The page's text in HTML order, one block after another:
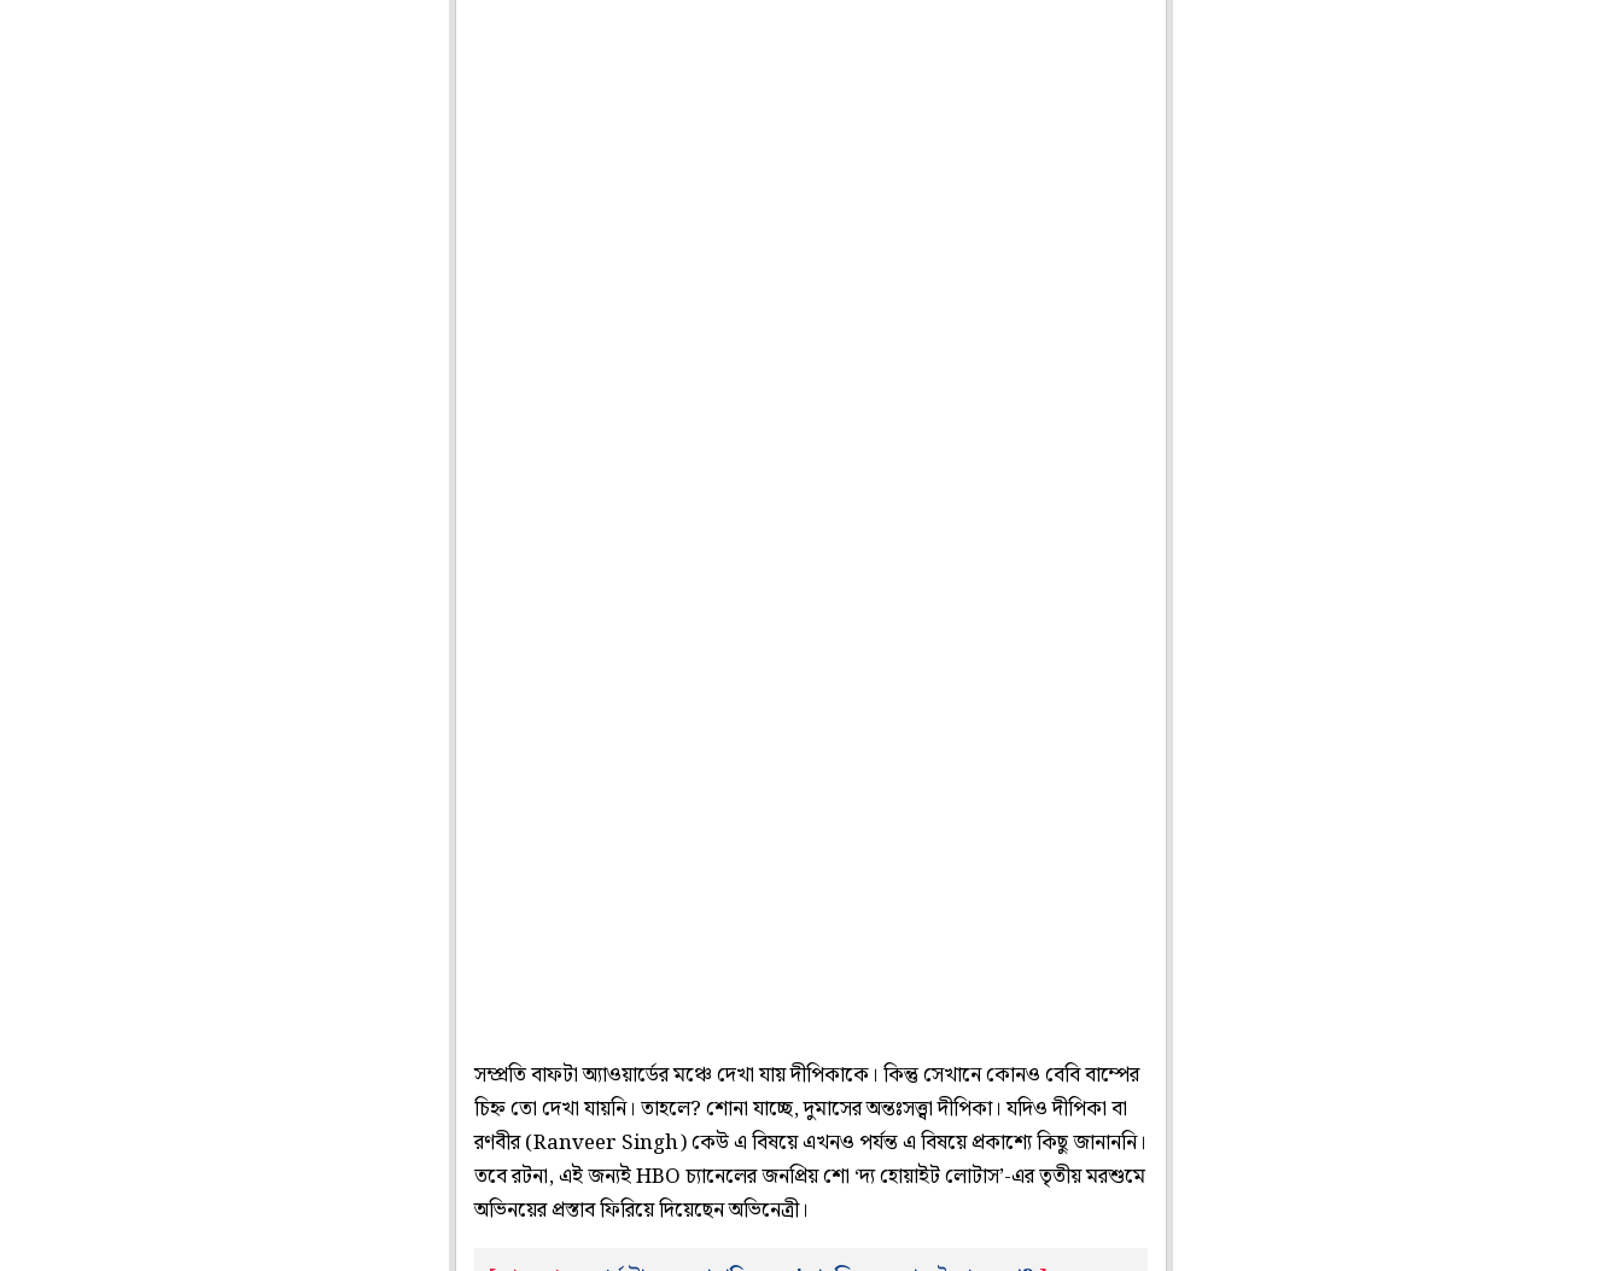
সম্প্রতি বাফটা অ্যাওয়ার্ডের মঞ্চে দেখা যায় দীপিকাকে। কিন্তু সেখানে কোনও বেবি বাম্পের
চিহ্ন তো দেখা যায়নি। তাহলে? শোনা যাচ্ছে, দুমাসের অন্তঃসত্ত্বা দীপিকা। যদিও দীপিকা বা
রণবীর (Ranveer Singh) কেউ এ বিষয়ে এখনও পর্যন্ত এ বিষয়ে প্রকাশ্যে কিছু জানাননি।
তবে রটনা, এই জন্যই HBO চ্যানেলের জনপ্রিয় শো ‘দ্য হোয়াইট লোটাস’-এর তৃতীয় মরশুমে
অভিনয়ের প্রস্তাব ফিরিয়ে দিয়েছেন অভিনেত্রী।